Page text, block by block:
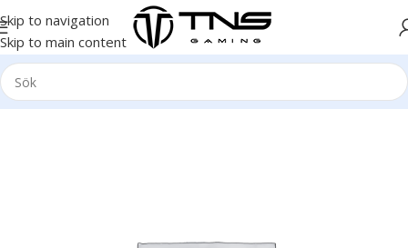
Skip to navigation
Skip to main content